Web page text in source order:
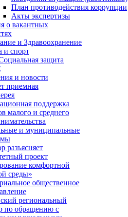
План противодействия коррупции
Акты экспертизы
о вакантных
и Здравоохранение
и спорт
защита
и новости
приемная
поддержка
малого и среднего
и муниципальные
разъясняет
проект
комфортной
среды»
общественное
региональный
по обращению с